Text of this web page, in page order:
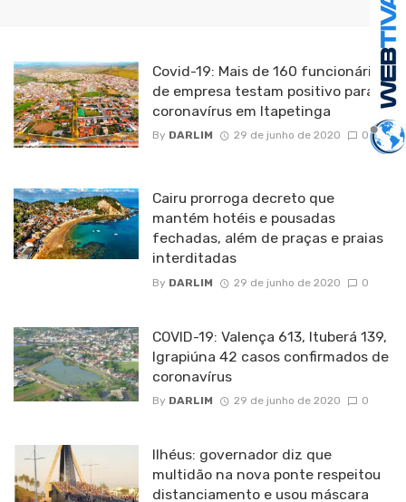
Covid-19: Mais de 160 funcionários
de empresa testam positivo para
coronavírus em Itapetinga
By DARLIM 29 de junho de 2020 0
Cairu prorroga decreto que
mantém hotéis e pousadas
fechadas, além de praças e praias
interditadas
By DARLIM 29 de junho de 2020 0
COVID-19: Valença 613, Ituberá 139,
Igrapiúna 42 casos confirmados de
coronavírus
By DARLIM 29 de junho de 2020 0
Ilhéus: governador diz que
multidão na nova ponte respeitou
distanciamento e usou máscara